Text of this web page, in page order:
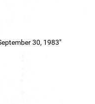
30, 1983"